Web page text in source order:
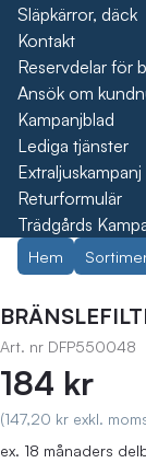
Släpkärror, däck
Kontakt
Reservdelar för
Ansök om
Kampanjblad
Lediga tjänster
Extraljuskampanj
Returformulär
Trädgårds
Hem
Art. nr DFP550048
184 kr
(147,20 kr exkl.
ex. 18 månaders